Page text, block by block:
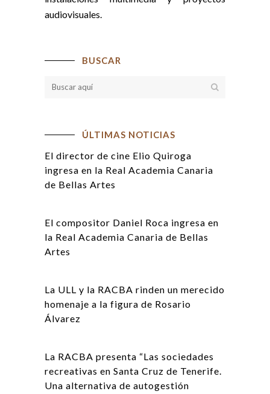
audiovisuales.
BUSCAR
ÚLTIMAS NOTICIAS
El director de cine Elio Quiroga
ingresa en la Real Academia Canaria
de Bellas Artes
El compositor Daniel Roca ingresa en
la Real Academia Canaria de Bellas
Artes
La ULL y la RACBA rinden un merecido
homenaje a la figura de Rosario
Álvarez
La RACBA presenta “Las sociedades
recreativas en Santa Cruz de Tenerife.
Una alternativa de autogestión